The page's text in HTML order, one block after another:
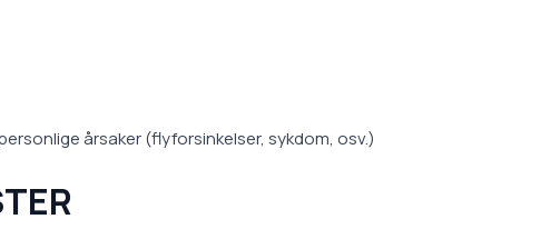
årsaker (flyforsinkelser, sykdom, osv.)